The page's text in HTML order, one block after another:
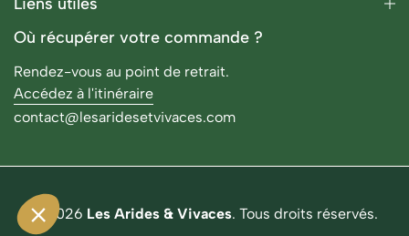
Où récupérer votre commande ?
Rendez-vous au point de retrait.
Accédez à l'itinéraire
contact@lesaridesetvivaces.com
© 2026 Les Arides & Vivaces. Tous droits réservés.